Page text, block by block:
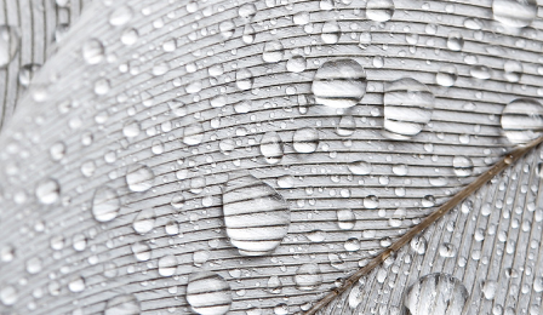
Service
Nachhaltigkeit
Kontakt
KEMPEROL